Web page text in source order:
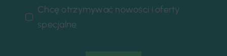
Chcę otrzymywać nowości i oferty
specjalne